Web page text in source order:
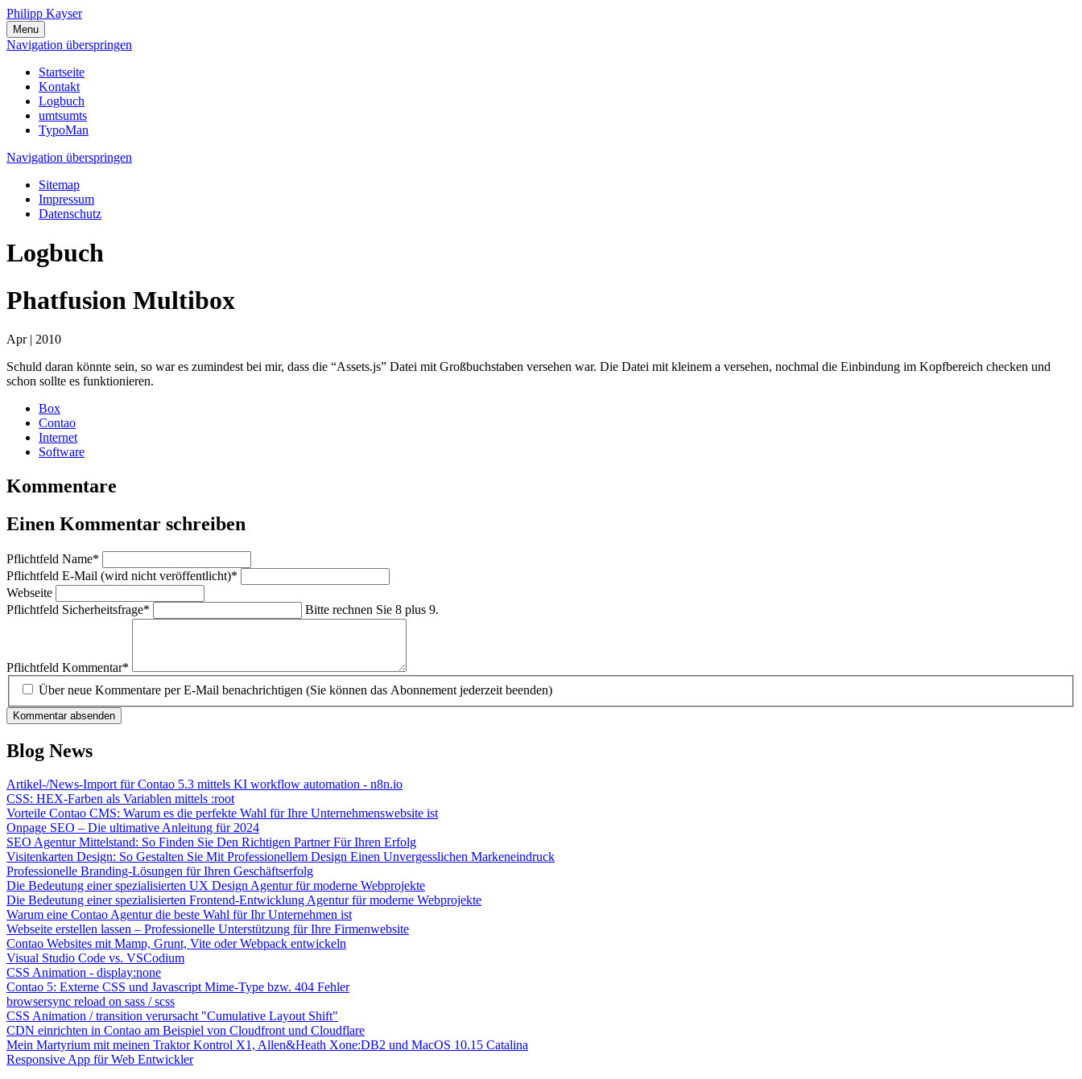
Philipp Kayser
Menu
Navigation überspringen
Startseite
Kontakt
Logbuch
umtsumts
TypoMan
Navigation überspringen
Sitemap
Impressum
Datenschutz
Logbuch
Phatfusion Multibox
Apr | 2010
Schuld daran könnte sein, so war es zumindest bei mir, dass die “Assets.js” Datei mit Großbuchstaben versehen war. Die Datei mit kleinem a versehen, nochmal die Einbindung im Kopfbereich checken und
schon sollte es funktionieren.
Box
Contao
Internet
Software
Kommentare
Einen Kommentar schreiben
Pflichtfeld Name*
Pflichtfeld E-Mail (wird nicht veröffentlicht)*
Webseite
Pflichtfeld Sicherheitsfrage* Bitte rechnen Sie 8 plus 9.
Pflichtfeld Kommentar*
Über neue Kommentare per E-Mail benachrichtigen (Sie können das Abonnement jederzeit beenden)
Kommentar absenden
Blog News
Artikel-/News-Import für Contao 5.3 mittels KI workflow automation - n8n.io
CSS: HEX-Farben als Variablen mittels :root
Vorteile Contao CMS: Warum es die perfekte Wahl für Ihre Unternehmenswebsite ist
Onpage SEO – Die ultimative Anleitung für 2024
SEO Agentur Mittelstand: So Finden Sie Den Richtigen Partner Für Ihren Erfolg
Visitenkarten Design: So Gestalten Sie Mit Professionellem Design Einen Unvergesslichen Markeneindruck
Professionelle Branding-Lösungen für Ihren Geschäftserfolg
Die Bedeutung einer spezialisierten UX Design Agentur für moderne Webprojekte
Die Bedeutung einer spezialisierten Frontend-Entwicklung Agentur für moderne Webprojekte
Warum eine Contao Agentur die beste Wahl für Ihr Unternehmen ist
Webseite erstellen lassen – Professionelle Unterstützung für Ihre Firmenwebsite
Contao Websites mit Mamp, Grunt, Vite oder Webpack entwickeln
Visual Studio Code vs. VSCodium
CSS Animation - display:none
Contao 5: Externe CSS und Javascript Mime-Type bzw. 404 Fehler
browsersync reload on sass / scss
CSS Animation / transition verursacht "Cumulative Layout Shift"
CDN einrichten in Contao am Beispiel von Cloudfront und Cloudflare
Mein Martyrium mit meinen Traktor Kontrol X1, Allen&Heath Xone:DB2 und MacOS 10.15 Catalina
Responsive App für Web Entwickler